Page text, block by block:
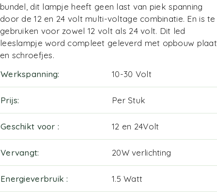
bundel, dit lampje heeft geen last van piek spanning
door de 12 en 24 volt multi-voltage combinatie. En is te
gebruiken voor zowel 12 volt als 24 volt. Dit led
leeslampje word compleet geleverd met opbouw plaat
en schroefjes.
Werkspanning
10-30 Volt
Prijs Per Stuk
Geschikt voor 12 en 24Volt
Vervangt 20W verlichting
Energieverbruik 1.5 Watt